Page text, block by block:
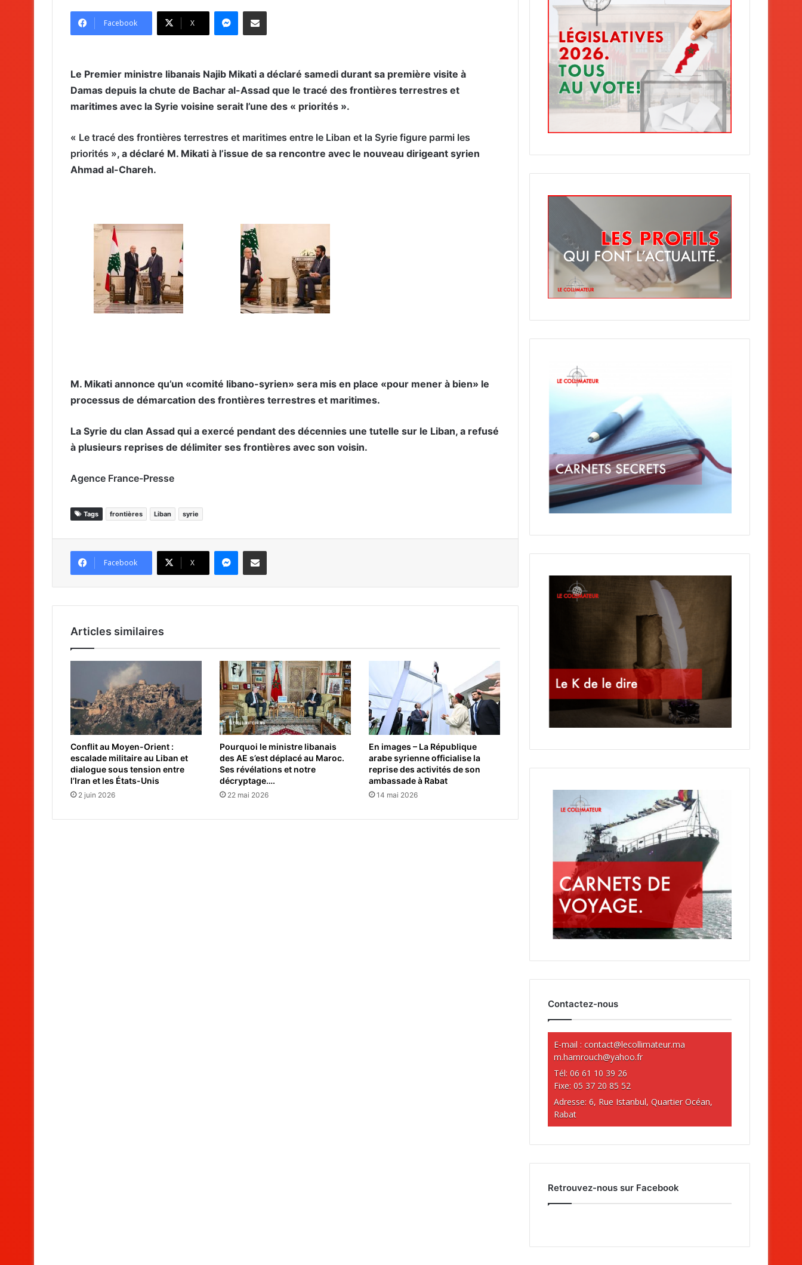
Facebook X
Le Premier ministre libanais Najib Mikati a déclaré samedi durant sa première visite à
Damas depuis la chute de Bachar al-Assad que le tracé des frontières terrestres et
maritimes avec la Syrie voisine serait l’une des « priorités ».
« Le tracé des frontières terrestres et maritimes entre le Liban et la Syrie figure parmi les
priorités », a déclaré M. Mikati à l’issue de sa rencontre avec le nouveau dirigeant syrien
Ahmad al-Chareh.
M. Mikati annonce qu’un «comité libano-syrien» sera mis en place «pour mener à bien» le
processus de démarcation des frontières terrestres et maritimes.
La Syrie du clan Assad qui a exercé pendant des décennies une tutelle sur le Liban, a refusé
à plusieurs reprises de délimiter ses frontières avec son voisin.
Agence France-Presse
Tags frontières Liban syrie
Facebook X
Articles similaires
Conflit au Moyen-Orient :
escalade militaire au Liban et
dialogue sous tension entre
l’Iran et les États-Unis
2 juin 2026
Pourquoi le ministre libanais
des AE s’est déplacé au Maroc.
Ses révélations et notre
décryptage….
22 mai 2026
En images – La République
arabe syrienne officialise la
reprise des activités de son
ambassade à Rabat
14 mai 2026
Contactez-nous
E-mail :contact@lecollimateur.ma
m.hamrouch@yahoo.fr
Tél: 06 61 10 39 26
Fixe: 05 37 20 85 52
Adresse: 6, Rue Istanbul, Quartier Océan,
Rabat
Retrouvez-nous sur Facebook